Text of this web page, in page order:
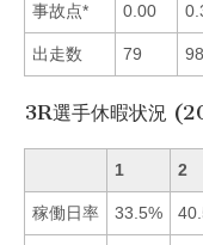
事故点* 0.00
出走数 79 98
3R選手休暇状況
1 2
稼働日率 33.5%